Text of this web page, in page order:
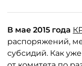
В мае 2015 года
распоряжений,
субсидий. Как